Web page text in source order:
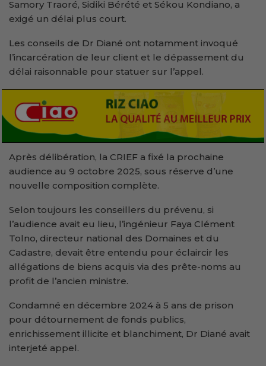
Samory Traoré, Sidiki Bérété et Sékou Kondiano, a
exigé un délai plus court.
Les conseils de Dr Diané ont notamment invoqué
l’incarcération de leur client et le dépassement du
délai raisonnable pour statuer sur l’appel.
Après délibération, la CRIEF a fixé la prochaine
audience au 9 octobre 2025, sous réserve d’une
nouvelle composition complète.
Selon toujours les conseillers du prévenu, si
l’audience avait eu lieu, l’ingénieur Faya Clément
Tolno, directeur national des Domaines et du
Cadastre, devait être entendu pour éclaircir les
allégations de biens acquis via des prête-noms au
profit de l’ancien ministre.
Condamné en décembre 2024 à 5 ans de prison
pour détournement de fonds publics,
enrichissement illicite et blanchiment, Dr Diané avait
interjeté appel.